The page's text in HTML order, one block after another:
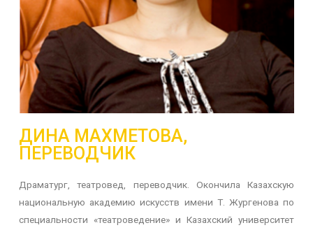
ДИНА МАХМЕТОВА,
ПЕРЕВОДЧИК
Драматург, театровед, переводчик. Окончила Казахскую
национальную академию искусств имени Т. Жургенова по
специальности «театроведение» и Казахский университет